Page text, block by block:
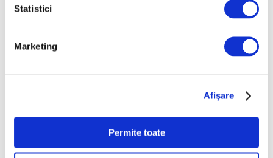
Statistici
Marketing
Afişare
Permite toate
Martie 2024
Ianuarie 2024